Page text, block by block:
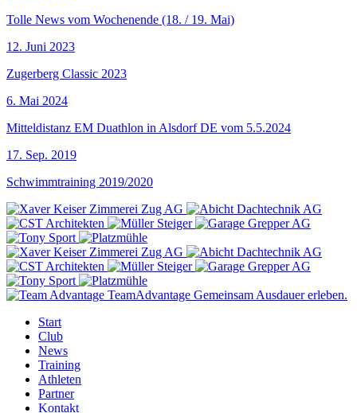
Tolle News vom Wochenende (18. / 19. Mai)
12. Juni 2023
Zugerberg Classic 2023
6. Mai 2024
Mitteldistanz EM Duathlon in Alsdorf DE vom 5.5.2024
17. Sep. 2019
Schwimmtraining 2019/2020
TeamAdvantage Gemeinsam Ausdauer erleben.
Start
Club
News
Training
Athleten
Partner
Kontakt